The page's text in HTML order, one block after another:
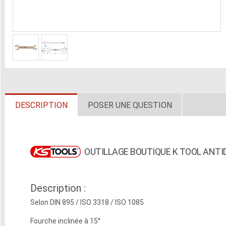
DESCRIPTION POSER UNE QUESTION
OUTILLAGE BOUTIQUE K TOOL
Description :
Selon DIN 895 / ISO 3318 / ISO 1085
Fourche inclinée à 15°